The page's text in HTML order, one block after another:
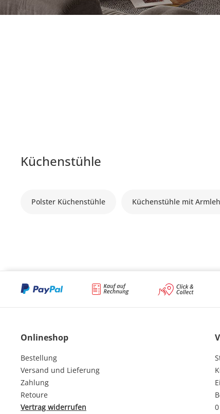
Küchenstühle
Polster Küchenstühle Küchenstühle mit
Onlineshop
Bestellung
Versand und Lieferung
Zahlung
Retoure
Vertrag widerrufen